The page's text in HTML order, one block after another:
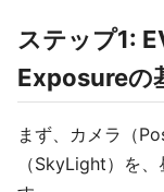
ステップ1:
Exposureの
まず、カメラ（
（SkyLight）を